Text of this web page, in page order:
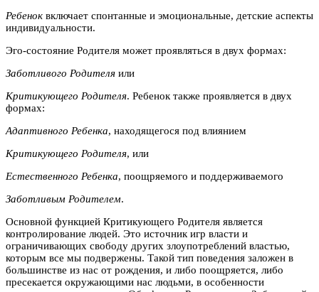
Ребенок включает спонтанные и эмоциональные, детские аспекты
индивидуальности.
Эго-состояние Родителя может проявляться в двух формах:
Заботливого Родителя или
Критикующего Родителя. Ребенок также проявляется в двух
формах:
Адаптивного Ребенка, находящегося под влиянием
Критикующего Родителя, или
Естественного Ребенка, поощряемого и поддерживаемого
Заботливым Родителем.
Основной функцией Критикующего Родителя является
контролирование людей. Это источник игр власти и
ограничивающих свободу других злоупотреблений властью,
которым все мы подвержены. Такой тип поведения заложен в
большинстве из нас от рождения, и либо поощряется, либо
пресекается окружающими нас людьми, в особенности